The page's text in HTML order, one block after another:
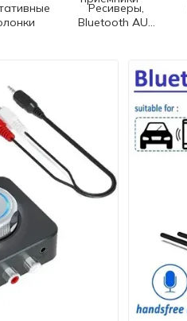
Ресиверы,
Bluetooth AUX